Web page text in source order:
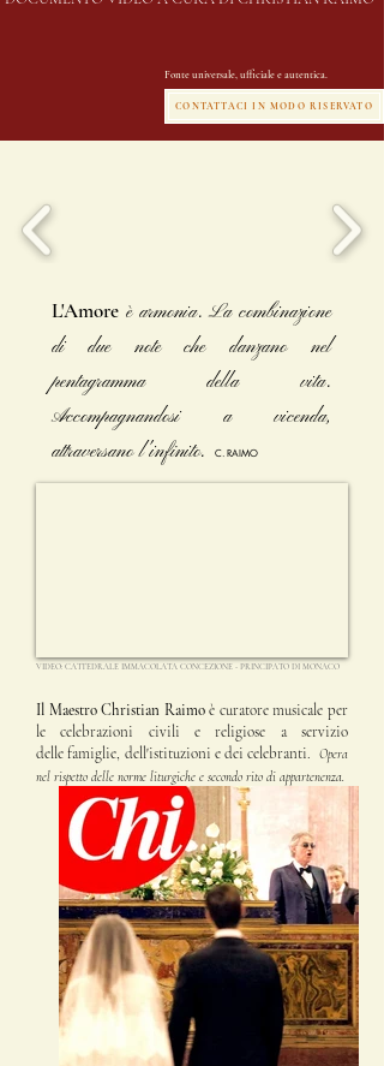
Fonte universale, ufficiale e autentica.
CONTATTACI IN MODO RISERVATO
L'Amore è armonia. La combinazione
di due note che danzano nel
pentagramma della vita.
Accompagnandosi a vicenda,
attraversano l'infinito.
C. RAIMO
VIDEO: CATTEDRALE IMMACOLATA CONCEZIONE - PRINCIPATO DI MONACO
Il Maestro Christian Raimoè curatore musicale per
le celebrazioni civili e religiose aservizio
dellefamiglie, dell'istituzioni e dei celebranti.
Opera
nel rispetto delle norme liturgiche e secondo rito di appartenenza.